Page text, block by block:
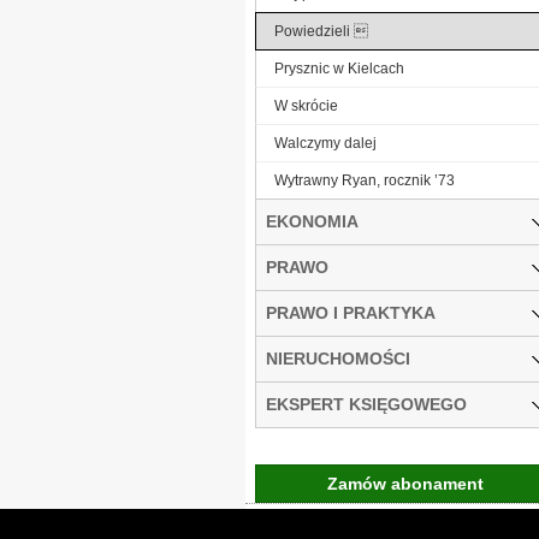
Powiedzieli 
Prysznic w Kielcach
W skrócie
Walczymy dalej
Wytrawny Ryan, rocznik ’73
EKONOMIA
PRAWO
PRAWO I PRAKTYKA
NIERUCHOMOŚCI
EKSPERT KSIĘGOWEGO
Zamów abonament